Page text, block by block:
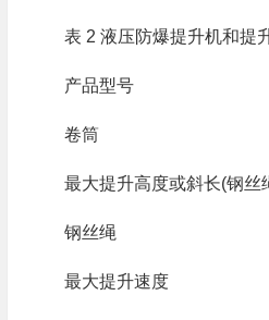
表 2 液压防爆提升机和提
产品型号
卷筒
最大提升高度或斜长(钢丝
钢丝绳
最大提升速度